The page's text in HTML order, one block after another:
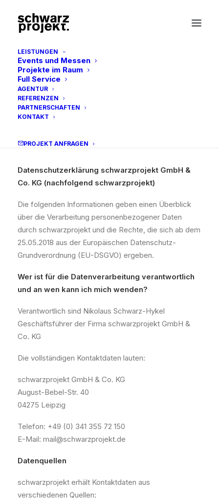
LEISTUNGEN
Events und Messen
Projekte im Raum
Full Service
AGENTUR
REFERENZEN
PARTNERSCHAFTEN
KONTAKT
PROJEKT ANFRAGEN
RECHTLICHES
Datenschutz
Datenschutzerklärung schwarzprojekt GmbH &
Co. KG (nachfolgend schwarzprojekt)
Die folgenden Informationen geben einen Überblick
über die Verarbeitung personenbezogener Daten
durch schwarzprojekt und die Rechte, die sich ab dem
25.05.2018 aus der Europäischen Datenschutz-
Grundverordnung (EU-DSGVO) ergeben.
Wer ist für die Datenverarbeitung verantwortlich
und an wen kann ich mich wenden?
Verantwortlich sind Nikolaus Schwarz-Hykel
Geschäftsführer der Firma schwarzprojekt GmbH &
Co. KG
Die vollständigen Kontaktdaten lauten:
schwarzprojekt GmbH & Co. KG
August-Bebel-Str. 40
04275 Leipzig
Telefon: +49 (0) 341 355 72 150
E-Mail: mail@schwarzprojekt.de
Datenquellen
schwarzprojekt erhält Kontaktdaten aus
verschiedenen Quellen: